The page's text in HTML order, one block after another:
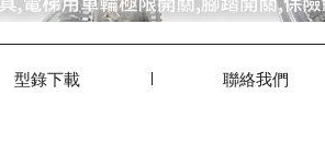
型錄下載 聯絡我們